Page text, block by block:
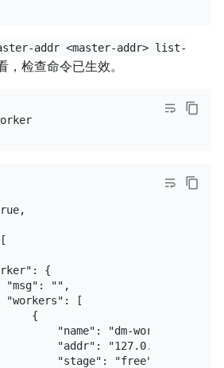
addr <master-addr> list-
，检查命令已生效。
list-member --worker
{
"msg": "",
"workers": [
{
"name": "dm-worker-1",
"addr": "127.0.0.1:8262",
"stage": "free",